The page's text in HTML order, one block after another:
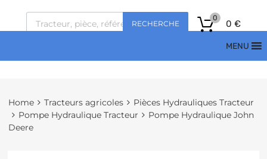
RECHERCHE 0 €
0
MENU
Home Tracteurs agricoles
Pièces Hydrauliques Tracteur
Pompe Hydraulique Tracteur
Pompe Hydraulique John
Deere